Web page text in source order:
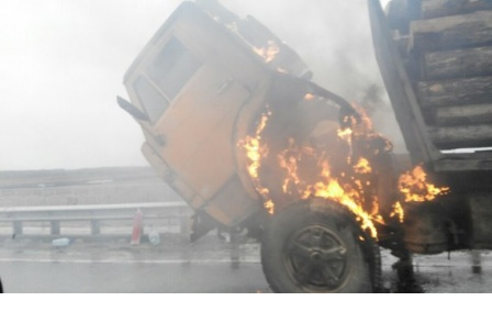
Перейти к основному содержанию